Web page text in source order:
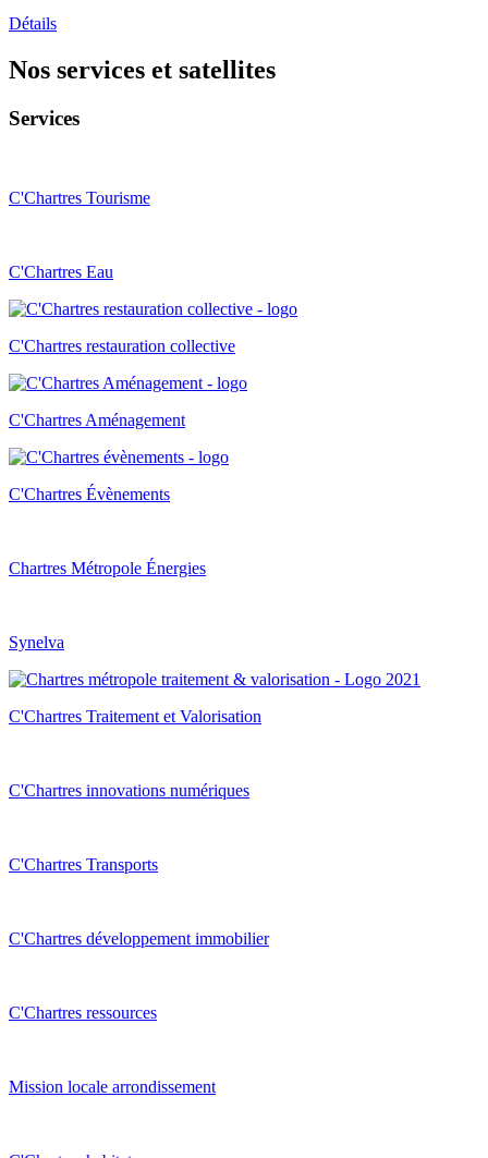
Détails
Nos services et satellites
Services
C'Chartres Tourisme
C'Chartres Eau
C'Chartres restauration collective
C'Chartres Aménagement
C'Chartres Évènements
Chartres Métropole Énergies
Synelva
C'Chartres Traitement et Valorisation
C'Chartres innovations numériques
C'Chartres Transports
C'Chartres développement immobilier
C'Chartres ressources
Mission locale arrondissement